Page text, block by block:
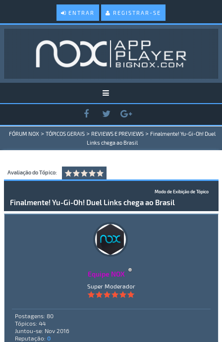
ENTRAR REGISTRAR-SE
FÓRUM NOX > TÓPICOS GERAIS > REVIEWS E PREVIEWS > Finalmente! Yu-Gi-Oh! Duel
Links chega ao Brasil
Avaliação do Tópico:
Modo de Exibição de Tópico
Finalmente! Yu-Gi-Oh! Duel Links chega ao Brasil
Equipe NOX
Super Moderador
Postagens: 80
Tópicos: 44
Juntou-se: Nov 2016
Reputação: 0